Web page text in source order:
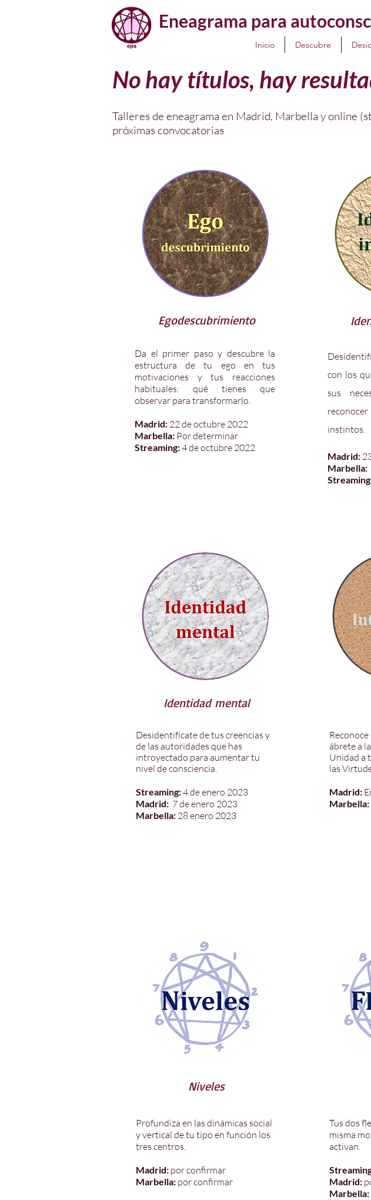
Eneagrama para
Inicio Descubre
No hay títulos, hay
Talleres de eneagrama en Madrid, Marbella y online
próximas convocatorias
Egodescubrimiento
Da el primer paso y descubre la
estructura de tu ego en tus
motivaciones y tus reacciones
habituales: qué tienes que
observar para transformarlo.
Madrid: 22de octubre 2022
Marbella: Por determinar
Streaming:4 de octubre 2022
con los
sus
instintos.
Madrid:
Marbella:
Identidad mental
Desidentifícate de tus creencias y
de las autoridades que has
introyectado para aumentar tu
nivel de consciencia.
Streaming:4 de enero 2023
Madrid: 7 de enero 2023
Marbella: 28 enero 2023
ábrete a
Unidad a
las
Madrid:
Marbella:
Niveles
Profundiza en las dinámicas social
y vertical de tu tipo en función los
tres centros.
Madrid: por confirmar
Marbella: por confirmar
Tus dos
misma
activan.
Madrid:
Marbella: